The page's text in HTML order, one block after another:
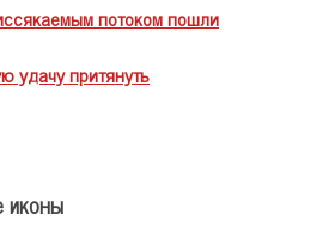
потоком пошли
удачу притянуть
иконы